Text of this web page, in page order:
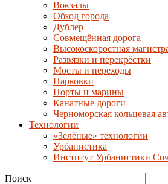
Вокзалы
Обход города
Дублер
Совмещённая дорога
Высокоскоростная
Развязки и перекрёстки
Мосты и переходы
Парковки
Порты и марины
Канатные дороги
Черноморская кольцевая
Технологии
«Зелёные» технологии
Урбанистика
Институт Урбанистики
Поиск